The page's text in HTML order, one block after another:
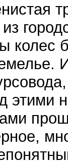
колес
этими